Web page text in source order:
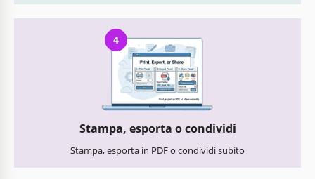
4
Stampa, esporta o condividi
Stampa, esporta in PDF o condividi subito